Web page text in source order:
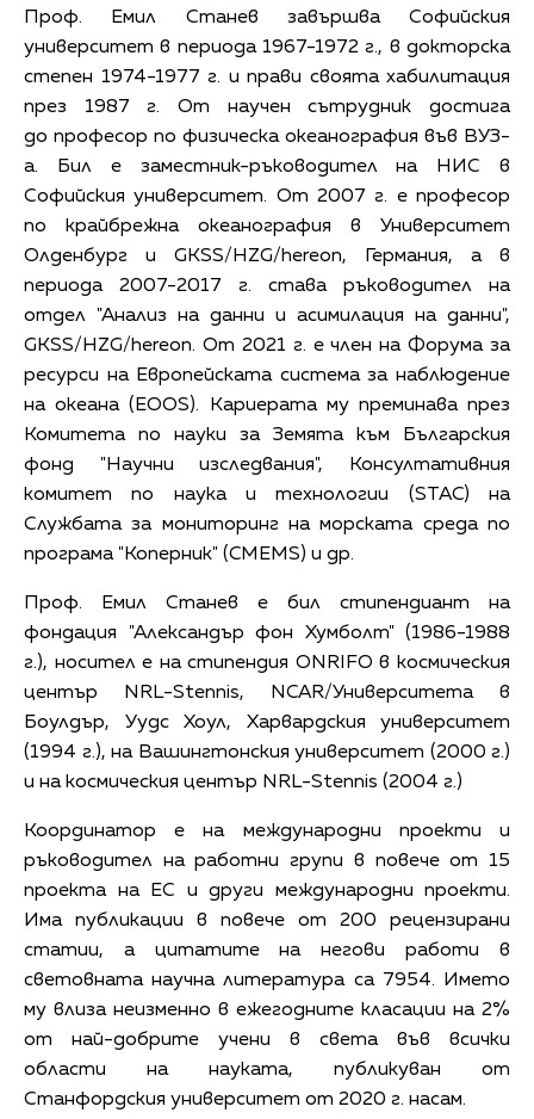
Проф. Емил Станев завършва Софийския
университет в периода 1967-1972 г., в докторска
степен 1974-1977 г. и прави своята хабилитация
през 1987 г. От научен сътрудник достига
до професор по физическа океанография във ВУЗ-
а. Бил е заместник-ръководител на НИС в
Софийския университет. От 2007 г. е професор
по крайбрежна океанография в Университет
Олденбург и GKSS/HZG/hereon, Германия, а в
периода 2007-2017 г. става ръководител на
отдел "Анализ на данни и асимилация на данни",
GKSS/HZG/hereon. От 2021 г. е член на Форума за
ресурси на Европейската система за наблюдение
на океана (EOOS). Кариерата му преминава през
Комитета по науки за Земята към Българския
фонд "Научни изследвания", Консултативния
комитет по наука и технологии (STAC) на
Службата за мониторинг на морската среда по
програма "Коперник" (CMEMS) и др.
Проф. Емил Станев е бил стипендиант на
фондация "Александър фон Хумболт" (1986-1988
г.), носител е на стипендия ONRIFO в космическия
център NRL-Stennis, NCAR/Университета в
Боулдър, Уудс Хоул, Харвардския университет
(1994 г.), на Вашингтонския университет (2000 г.)
и на космическия център NRL-Stennis (2004 г.)
Координатор е на международни проекти и
ръководител на работни групи в повече от 15
проекта на ЕС и други международни проекти.
Има публикации в повече от 200 рецензирани
статии, а цитатите на негови работи в
световната научна литература са 7954. Името
му влиза неизменно в ежегодните класации на 2%
от най-добрите учени в света във всички
области на науката, публикуван от
Станфордския университет от 2020 г. насам.